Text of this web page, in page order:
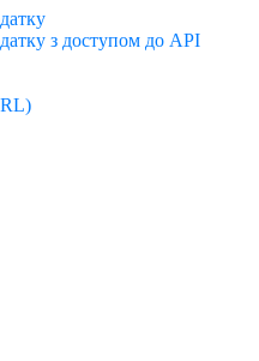
з доступом до API